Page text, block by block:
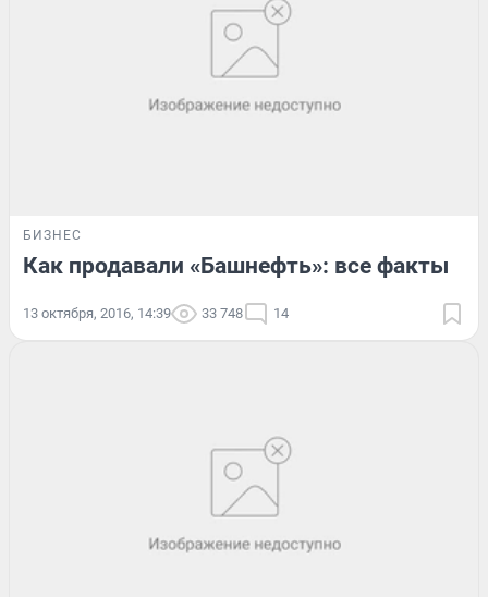
БИЗНЕС
Как продавали «Башнефть»: все факты
13 октября, 2016, 14:39 33 748 14